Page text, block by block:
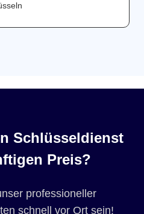
Schlüsseldienst
Preis?
professioneller
schnell vor Ort sein!